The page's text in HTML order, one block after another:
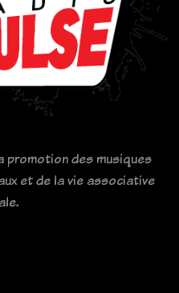
promotion des musiques
et de la vie associative